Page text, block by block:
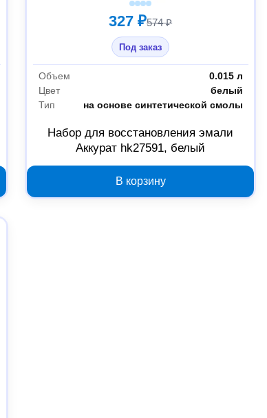
327 ₽574 ₽
Под заказ
Объем
0.015 л
Цвет
белый
Тип
на основе синтетической смолы
Набор для восстановления эмали
Аккурат hk27591, белый
В корзину